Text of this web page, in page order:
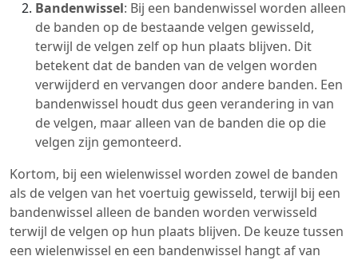
Bandenwissel: Bij een bandenwissel worden alleen
de banden op de bestaande velgen gewisseld,
terwijl de velgen zelf op hun plaats blijven. Dit
betekent dat de banden van de velgen worden
verwijderd en vervangen door andere banden. Een
bandenwissel houdt dus geen verandering in van
de velgen, maar alleen van de banden die op die
velgen zijn gemonteerd.
Kortom, bij een wielenwissel worden zowel de banden
als de velgen van het voertuig gewisseld, terwijl bij een
bandenwissel alleen de banden worden verwisseld
terwijl de velgen op hun plaats blijven. De keuze tussen
een wielenwissel en een bandenwissel hangt af van